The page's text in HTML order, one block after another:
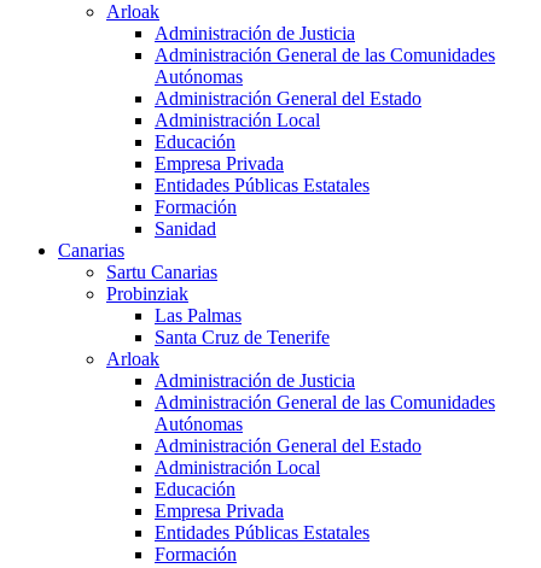
Arloak
Administración de Justicia
Administración General de las Comunidades
Autónomas
Administración General del Estado
Administración Local
Educación
Empresa Privada
Entidades Públicas Estatales
Formación
Sanidad
Canarias
Sartu Canarias
Probinziak
Las Palmas
Santa Cruz de Tenerife
Arloak
Administración de Justicia
Administración General de las Comunidades
Autónomas
Administración General del Estado
Administración Local
Educación
Empresa Privada
Entidades Públicas Estatales
Formación